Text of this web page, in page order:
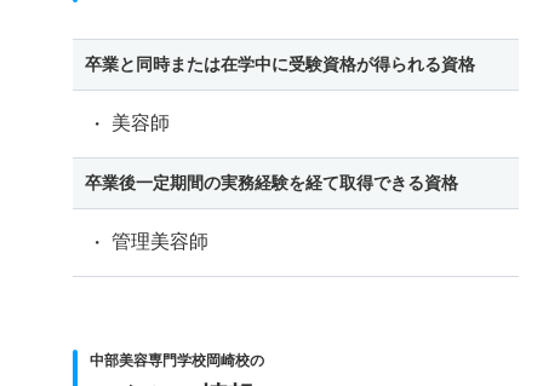
卒業と同時または在学中に受験資格が得られる資格
美容師
卒業後一定期間の実務経験を経て取得できる資格
管理美容師
中部美容専門学校岡崎校の